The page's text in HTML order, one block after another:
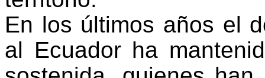
En los últimos años el
al Ecuador ha